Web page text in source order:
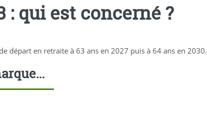
: qui est concerné ?
départ en retraite à 63 ans en 2027 puis à 64 ans en 2030.